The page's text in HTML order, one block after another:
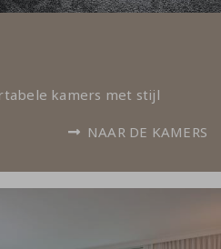
kamers met stijl
NAAR DE KAMERS